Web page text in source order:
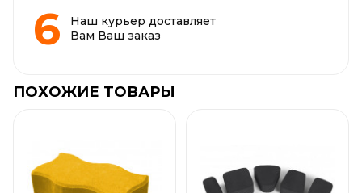
Наш курьер доставляет
Вам Ваш заказ
ПОХОЖИЕ ТОВАРЫ